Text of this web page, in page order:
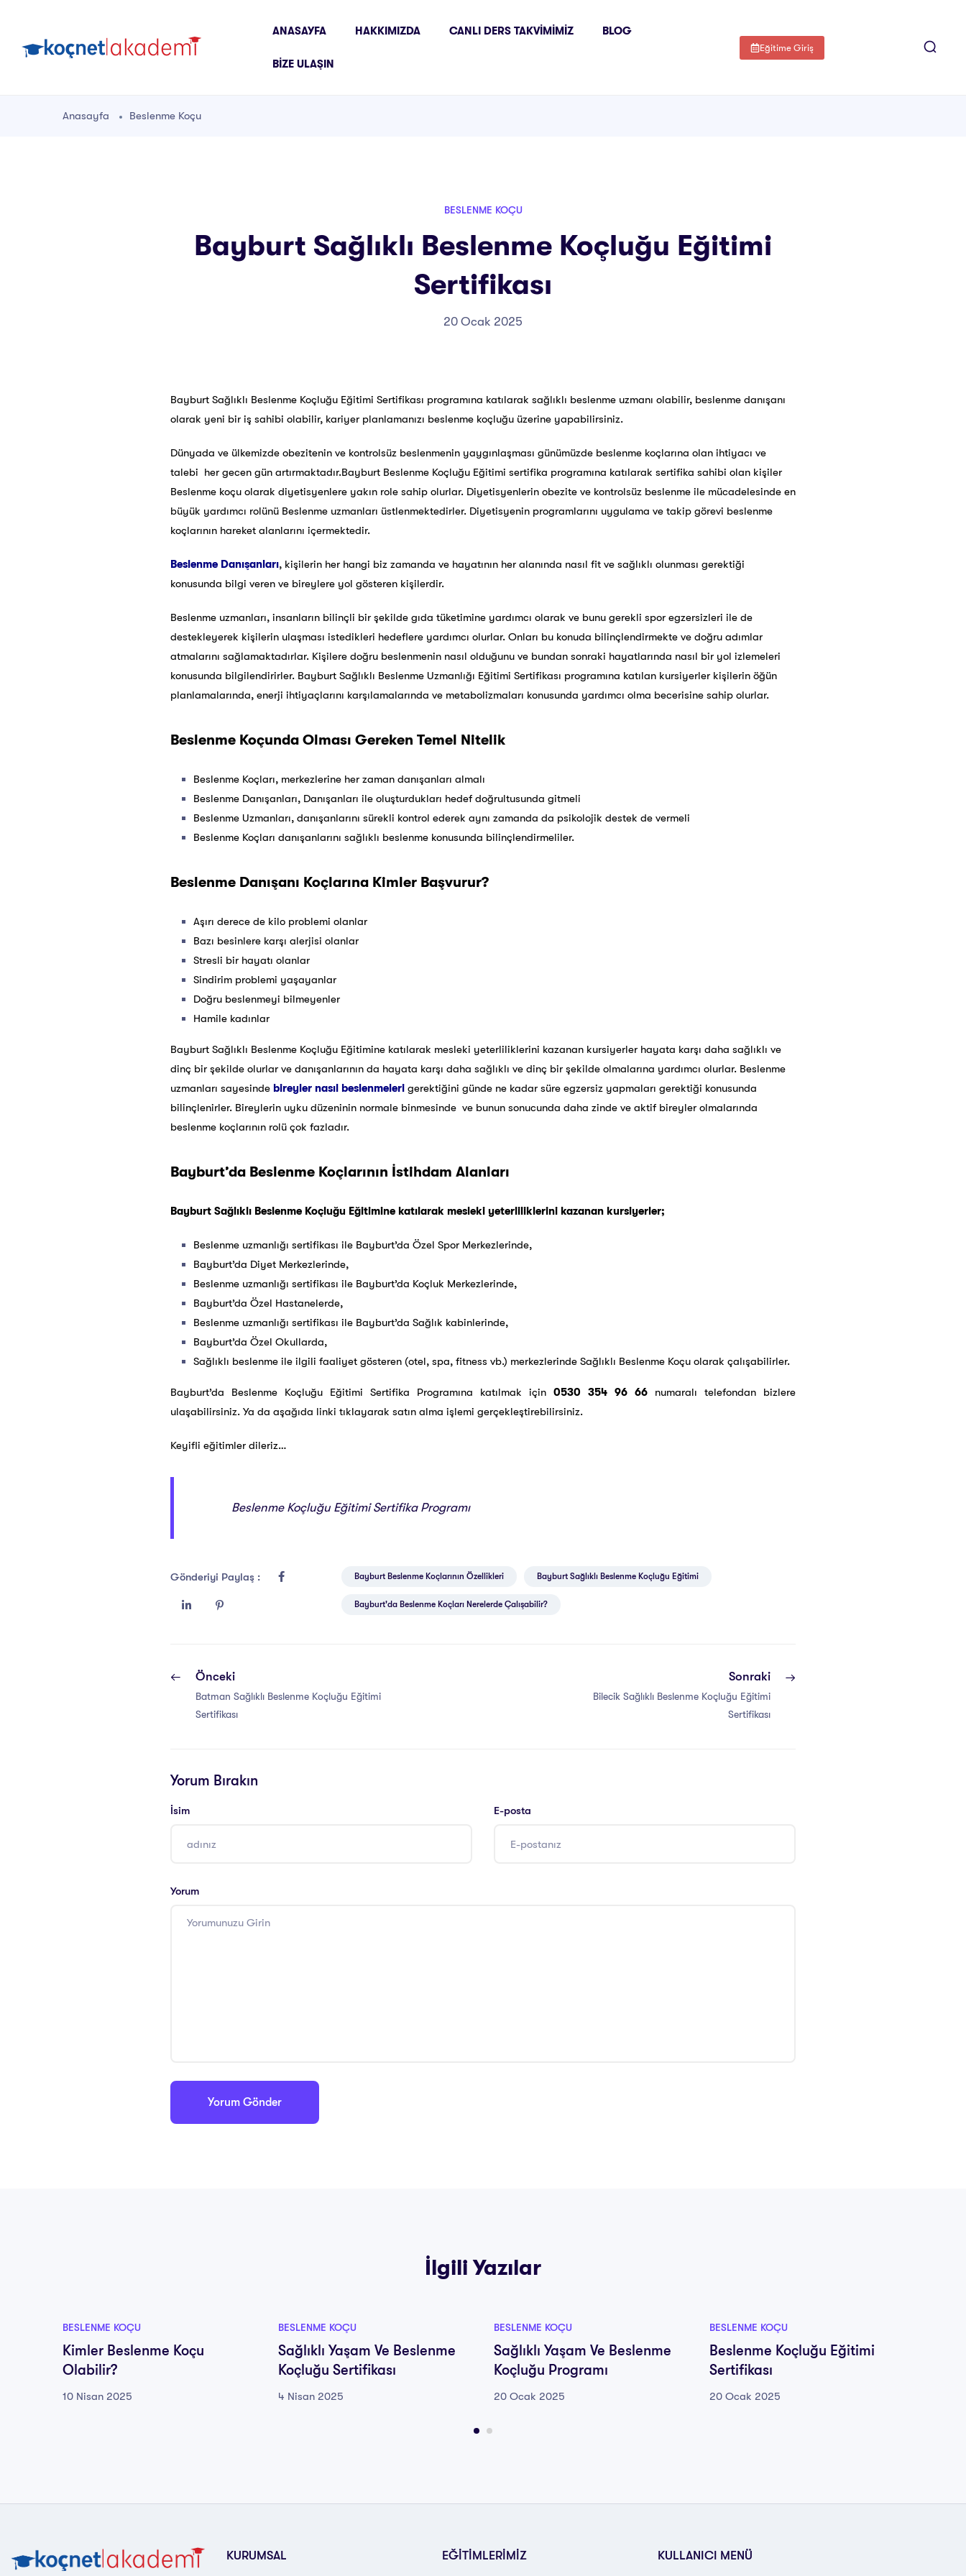
ANASAYFA HAKKIMIZDA CANLI DERS TAKVIMIMIZ BLOG
BIZE ULAŞIN
Eğitime Giriş
Anasayfa Beslenme Koçu
BESLENME KOÇU
Bayburt Sağlıklı Beslenme Koçluğu Eğitimi
Sertifikası
20 Ocak 2025
Bayburt Sağlıklı Beslenme Koçluğu Eğitimi Sertifikası programına katılarak sağlıklı beslenme uzmanı olabilir, beslenme danışanı
olarak yeni bir iş sahibi olabilir, kariyer planlamanızı beslenme koçluğu üzerine yapabilirsiniz.
Dünyada ve ülkemizde obezitenin ve kontrolsüz beslenmenin yaygınlaşması günümüzde beslenme koçlarına olan ihtiyacı ve
talebi her gecen gün artırmaktadır.Bayburt Beslenme Koçluğu Eğitimi sertifika programına katılarak sertifika sahibi olan kişiler
Beslenme koçu olarak diyetisyenlere yakın role sahip olurlar. Diyetisyenlerin obezite ve kontrolsüz beslenme ile mücadelesinde en
büyük yardımcı rolünü Beslenme uzmanları üstlenmektedirler. Diyetisyenin programlarını uygulama ve takip görevi beslenme
koçlarının hareket alanlarını içermektedir.
Beslenme Danışanları, kişilerin her hangi biz zamanda ve hayatının her alanında nasıl fit ve sağlıklı olunması gerektiği
konusunda bilgi veren ve bireylere yol gösteren kişilerdir.
Beslenme uzmanları, insanların bilinçli bir şekilde gıda tüketimine yardımcı olarak ve bunu gerekli spor egzersizleri ile de
destekleyerek kişilerin ulaşması istedikleri hedeflere yardımcı olurlar. Onları bu konuda bilinçlendirmekte ve doğru adımlar
atmalarını sağlamaktadırlar. Kişilere doğru beslenmenin nasıl olduğunu ve bundan sonraki hayatlarında nasıl bir yol izlemeleri
konusunda bilgilendirirler. Bayburt Sağlıklı Beslenme Uzmanlığı Eğitimi Sertifikası programına katılan kursiyerler kişilerin öğün
planlamalarında, enerji ihtiyaçlarını karşılamalarında ve metabolizmaları konusunda yardımcı olma becerisine sahip olurlar.
Beslenme Koçunda Olması Gereken Temel Nitelik
Beslenme Koçları, merkezlerine her zaman danışanları almalı
Beslenme Danışanları, Danışanları ile oluşturdukları hedef doğrultusunda gitmeli
Beslenme Uzmanları, danışanlarını sürekli kontrol ederek aynı zamanda da psikolojik destek de vermeli
Beslenme Koçları danışanlarını sağlıklı beslenme konusunda bilinçlendirmeliler.
Beslenme Danışanı Koçlarına Kimler Başvurur?
Aşırı derece de kilo problemi olanlar
Bazı besinlere karşı alerjisi olanlar
Stresli bir hayatı olanlar
Sindirim problemi yaşayanlar
Doğru beslenmeyi bilmeyenler
Hamile kadınlar
Bayburt Sağlıklı Beslenme Koçluğu Eğitimine katılarak mesleki yeterliliklerini kazanan kursiyerler hayata karşı daha sağlıklı ve
dinç bir şekilde olurlar ve danışanlarının da hayata karşı daha sağlıklı ve dinç bir şekilde olmalarına yardımcı olurlar. Beslenme
uzmanları sayesinde bireyler nasıl beslenmeleri gerektiğini günde ne kadar süre egzersiz yapmaları gerektiği konusunda
bilinçlenirler. Bireylerin uyku düzeninin normale binmesinde ve bunun sonucunda daha zinde ve aktif bireyler olmalarında
beslenme koçlarının rolü çok fazladır.
Bayburt’da Beslenme Koçlarının İstihdam Alanları
Bayburt Sağlıklı Beslenme Koçluğu Eğitimine katılarak mesleki yeterliliklerini kazanan kursiyerler;
Beslenme uzmanlığı sertifikası ile Bayburt’da Özel Spor Merkezlerinde,
Bayburt’da Diyet Merkezlerinde,
Beslenme uzmanlığı sertifikası ile Bayburt’da Koçluk Merkezlerinde,
Bayburt’da Özel Hastanelerde,
Beslenme uzmanlığı sertifikası ile Bayburt’da Sağlık kabinlerinde,
Bayburt’da Özel Okullarda,
Sağlıklı beslenme ile ilgili faaliyet gösteren (otel, spa, fitness vb.) merkezlerinde Sağlıklı Beslenme Koçu olarak çalışabilirler.
Bayburt’da Beslenme Koçluğu Eğitimi Sertifika Programına katılmak için 0530 354 96 66 numaralı telefondan bizlere
ulaşabilirsiniz. Ya da aşağıda linki tıklayarak satın alma işlemi gerçekleştirebilirsiniz.
Keyifli eğitimler dileriz…
Beslenme Koçluğu Eğitimi Sertifika Programı
Gönderiyi Paylaş : Bayburt Beslenme Koçlarının Özellikleri Bayburt Sağlıklı Beslenme Koçluğu Eğitimi
Bayburt'da Beslenme Koçları Nerelerde Çalışabilir?
Önceki
Batman Sağlıklı Beslenme Koçluğu Eğitimi
Sertifikası
Sonraki
Bilecik Sağlıklı Beslenme Koçluğu Eğitimi
Sertifikası
Yorum Bırakın
İsim E-posta
Yorum
İlgili Yazılar
BESLENME KOÇU
Kimler Beslenme Koçu
Olabilir?
10 Nisan 2025
BESLENME KOÇU
Sağlıklı Yaşam Ve Beslenme
Koçluğu Sertifikası
4 Nisan 2025
BESLENME KOÇU
Sağlıklı Yaşam Ve Beslenme
Koçluğu Programı
20 Ocak 2025
BESLENME KOÇU
Beslenme Koçluğu Eğitimi
Sertifikası
20 Ocak 2025
KURUMSAL EĞİTİMLERİMİZ KULLANICI MENÜ